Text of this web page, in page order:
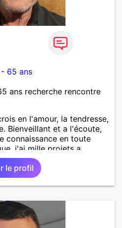
- 65 ans
ans recherche rencontre
en l'amour, la tendresse,
Bienveillant et a l'écoute,
connaissance en toute
j'ai mille projets a
imposer, et partager les
bien.
le profil